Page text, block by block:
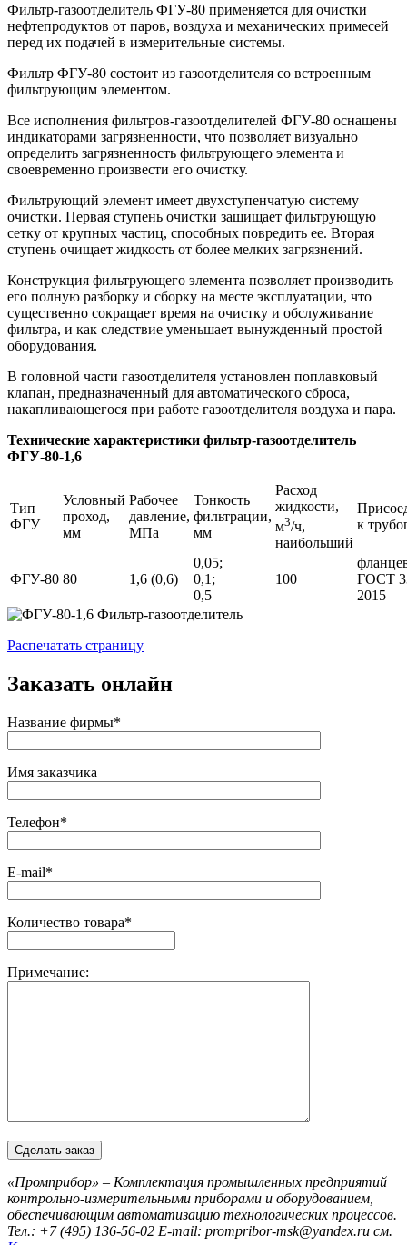
Фильтр-газоотделитель ФГУ-80 применяется для очистки
нефтепродуктов от паров, воздуха и механических примесей
перед их подачей в измерительные системы.
Фильтр ФГУ-80 состоит из газоотделителя со встроенным
фильтрующим элементом.
Все исполнения фильтров-газоотделителей ФГУ-80 оснащены
индикаторами загрязненности, что позволяет визуально
определить загрязненность фильтрующего элемента и
своевременно произвести его очистку.
Фильтрующий элемент имеет двухступенчатую систему
очистки. Первая ступень очистки защищает фильтрующую
сетку от крупных частиц, способных повредить ее. Вторая
ступень очищает жидкость от более мелких загрязнений.
Конструкция фильтрующего элемента позволяет производить
его полную разборку и сборку на месте эксплуатации, что
существенно сокращает время на очистку и обслуживание
фильтра, и как следствие уменьшает вынужденный простой
оборудования.
В головной части газоотделителя установлен поплавковый
клапан, предназначенный для автоматического сброса,
накапливающегося при работе газоотделителя воздуха и пара.
Технические характеристики фильтр-газоотделитель
ФГУ-80-1,6
Тип
ФГУ
Условный
проход,
мм
Рабочее
давление,
МПа
Тонкость
фильтрации,
мм
Расход
жидкости,
м3/ч,
наибольший
к
ФГУ-80 80 1,6 (0,6)
0,05;
0,1;
0,5
100
ГОСТ
2015
Распечатать страницу
Заказать онлайн
Название фирмы*
Имя заказчика
Телефон*
E-mail*
Количество товара*
Примечание:
«Промприбор» – Комплектация промышленных предприятий
контрольно-измерительными приборами и оборудованием,
обеспечивающим автоматизацию технологических процессов.
Тел.: +7 (495) 136-56-02 E-mail: prompribor-msk@yandex.ru см.